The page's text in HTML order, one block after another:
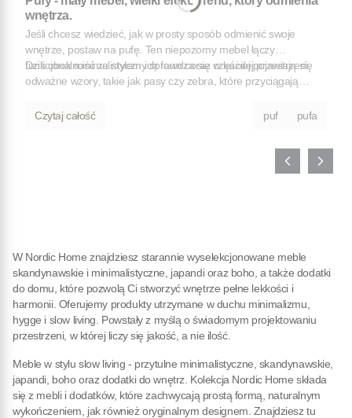
wnętrza.
Jeśli chcesz wiedzieć, jak w prosty sposób odmienić swoje
wnętrze, postaw na pufę. Ten niepozorny mebel łączy
funkcjonalność ze stylem i sprawdza się w każdej przestrzeni.
Dziś obok minimalistycznych form coraz częściej pojawiają się
odważne wzory, takie jak pasy czy zebra, które przyciągają
Czytaj całość
puf pufa
W Nordic Home znajdziesz starannie wyselekcjonowane meble
skandynawskie i minimalistyczne, japandi oraz boho, a także dodatki
do domu, które pozwolą Ci stworzyć wnętrze pełne lekkości i
harmonii. Oferujemy produkty utrzymane w duchu minimalizmu,
hygge i slow living. Powstały z myślą o świadomym projektowaniu
przestrzeni, w której liczy się jakość, a nie ilość.
Meble w stylu slow living - przytulne minimalistyczne, skandynawskie,
japandi, boho oraz dodatki do wnętrz. Kolekcja Nordic Home składa
się z mebli i dodatków, które zachwycają prostą formą, naturalnym
wykończeniem, jak również oryginalnym designem. Znajdziesz tu